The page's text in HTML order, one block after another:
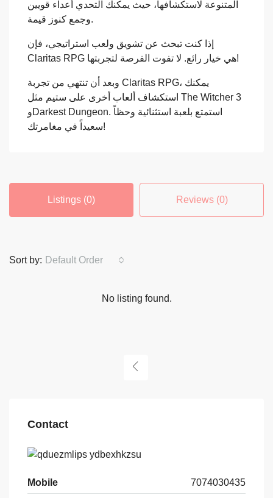
المتنوعة لاستكشافها، حيث يمكنك التحدي أعداء قويين
وجمع كنوز قيمة.
إذا كنت تبحث عن تشويق ولعب استراتيجي، فإن
Claritas RPG هي خيار رائع. لا تفوت الفرصة لتجربتها!
وبعد أن تنتهي من تجربة Claritas RPG، يمكنك
استكشاف ألعاب أخرى على ستيم مثل The Witcher 3
وDarkest Dungeon. استمتع بلعبة استثنائية وحظاً
سعيداً في مغامرتك!
Listings (0) Reviews (0)
Sort by: Default Order
No listing found.
Contact
Mobile 7074030435